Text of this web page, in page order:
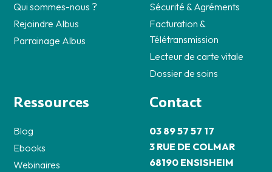
Qui sommes-nous ?
Rejoindre Albus
Parrainage Albus
Sécurité & Agréments
Facturation &
Télétransmission
Lecteur de carte vitale
Dossier de soins
Ressources
Blog
Ebooks
Webinaires
Contact
03 89 57 57 17
3 RUE DE COLMAR
68190 ENSISHEIM